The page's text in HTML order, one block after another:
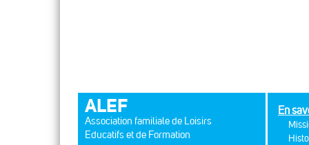
ALEF
Association familiale de Loisirs
Educatifs et de Formation
En